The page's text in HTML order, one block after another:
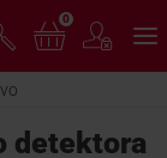
0
detektora